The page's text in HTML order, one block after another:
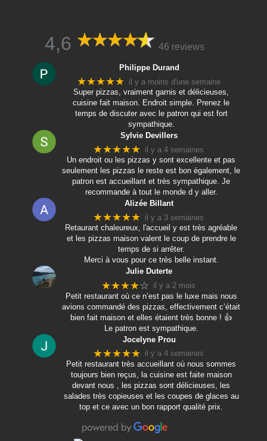
4,6 46 reviews
Philippe Durand
★★★★★ il y a moins d'une semaine
Super pizzas, vraiment garnis et délicieuses,
cuisine fait maison. Endroit simple. Prenez le
temps de discuter avec le patron qui est fort
sympathique.
Sylvie Devillers
★★★★★ il y a 4 semaines
Un endroit ou les pizzas y sont excellente et pas
seulement les pizzas le reste est bon également, le
patron est accueillant et très sympathique. Je
recommande à tout le monde d y aller.
Alizée Billant
★★★★★ il y a 3 semaines
Retaurant chaleureux, l'accueil y est très agréable
et les pizzas maison valent le coup de prendre le
temps de si arrêter.
Merci à vous pour ce très belle instant.
Julie Duterte
★★★★☆ il y a 2 mois
Petit restaurant où ce n’est pas le luxe mais nous
avions commandé des pizzas, effectivement c’était
bien fait maison et elles étaient très bonne ! 👍
Le patron est sympathique.
Jocelyne Prou
★★★★★ il y a 4 semaines
Petit restaurant très accueillant où nous sommes
toujours bien reçus, la cuisine est faite maison
devant nous , les pizzas sont délicieuses, les
salades très copieuses et les coupes de glaces au
top et ce avec un bon rapport qualité prix.